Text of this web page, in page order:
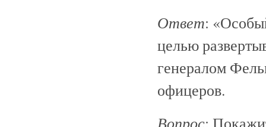
Ответ:
целью
генералом
офицеров.
Вопрос: